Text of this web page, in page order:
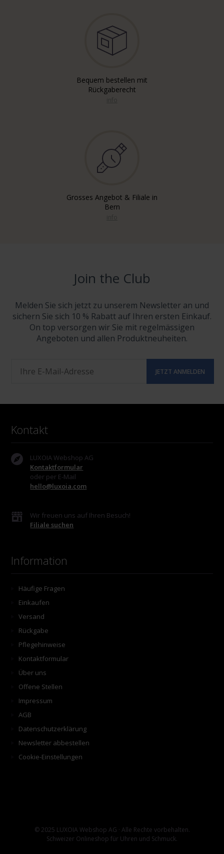
Bequem bestellen mit
Rückgaberecht
Grosses Angebot & Filiale in
Bern
Join the Club
Melden Sie sich jetzt zu unserem Newsletter an und
sichern Sie sich 10 % Rabatt auf Ihren ersten Einkauf.
On top versorgen wir Sie mit regelmässigen
Angeboten und allen Produktneuheiten.
Kontakt
LUXOIA Webshop AG
Kontaktformular
oder per E-Mail
hello@luxoia.com
Wir freuen uns auf Ihren Besuch!
Filiale suchen
Information
Häufige Fragen
Einkaufen
Versand
Rückgabe
Pflegehinweise
Kontaktformular
Über uns
Offene Stellen
Impressum
AGB
Datenschutzerklärung
Newsletter abbestellen
Cookie-Einstellungen
© 2025 LUXOIA Webshop AG · Alle Rechte vorbehalten.
Schweizer Onlineshop für Uhren und Schmuck.